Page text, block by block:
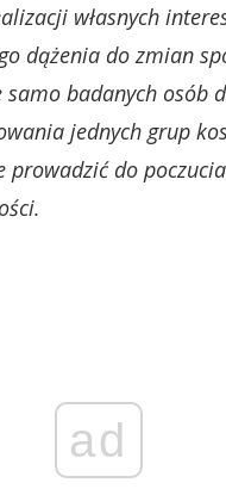
własnych
dążenia do zmian
samo badanych osób
jednych grup
prowadzić do poczucia
ad